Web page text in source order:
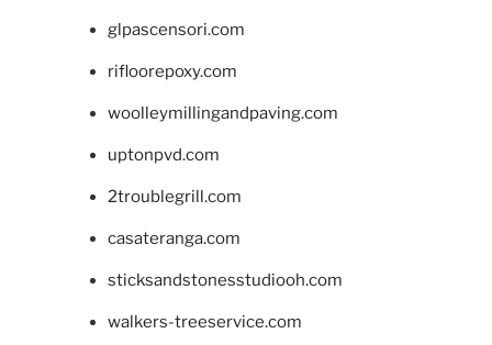
glpascensori.com
rifloorepoxy.com
woolleymillingandpaving.com
uptonpvd.com
2troublegrill.com
casateranga.com
sticksandstonesstudiooh.com
walkers-treeservice.com